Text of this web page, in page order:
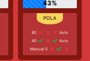
43%
80
Auto
40
Auto
Manual 5